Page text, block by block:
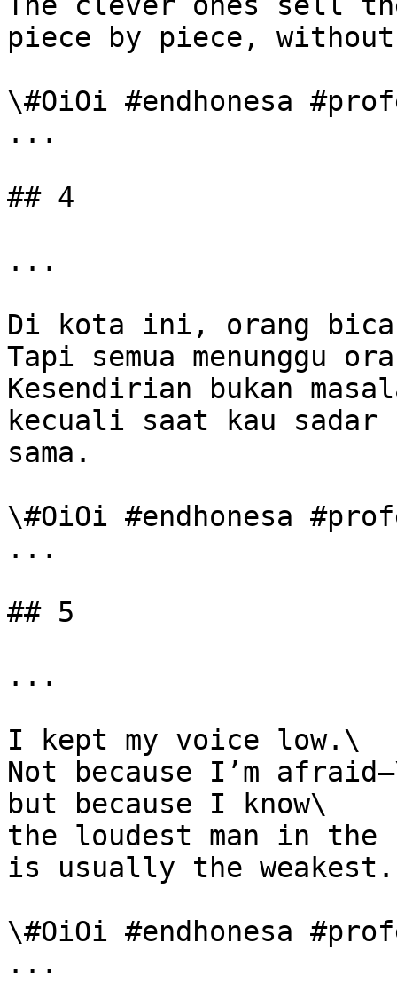
piece by piece,
\#OiOi #endhonesa
...
## 4
...
Di kota ini, orang
Tapi semua menunggu
Kesendirian bukan
kecuali saat kau sadar
sama.
\#OiOi #endhonesa
...
## 5
...
I kept my voice low.\
Not because I’m
but because I know\
the loudest man in the
is usually the weakest.
\#OiOi #endhonesa
...